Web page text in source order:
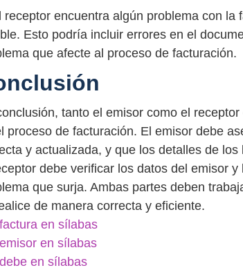
receptor encuentra algún problema con
Esto podría incluir errores en el
que afecte al proceso de facturación.
tanto el emisor como el
proceso de facturación. El emisor debe
y actualizada, y que los detalles de
debe verificar los datos del emisor
que surja. Ambas partes deben
de manera correcta y eficiente.
factura en sílabas
emisor en sílabas
debe en sílabas